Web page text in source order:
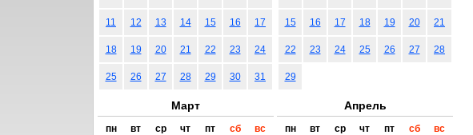
11 12 13 14 15 16 17
18 19 20 21 22 23 24
25 26 27 28 29 30 31
15 16 17 18 19 20 21
22 23 24 25 26 27 28
29
Март
пн вт ср чт пт сб
вс
Апрель
пн вт ср чт пт сб
вс